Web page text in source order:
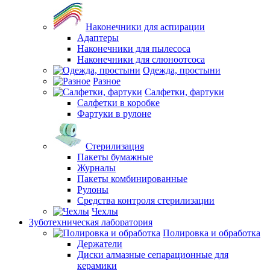
Наконечники для аспирации
Адаптеры
Наконечники для пылесоса
Наконечники для слюноотсоса
Одежда, простыни
Разное
Салфетки, фартуки
Салфетки в коробке
Фартуки в рулоне
Стерилизация
Пакеты бумажные
Журналы
Пакеты комбинированные
Рулоны
Средства контроля стерилизации
Чехлы
Зуботехническая лаборатория
Полировка и обработка
Держатели
Диски алмазные сепарационные для
керамики